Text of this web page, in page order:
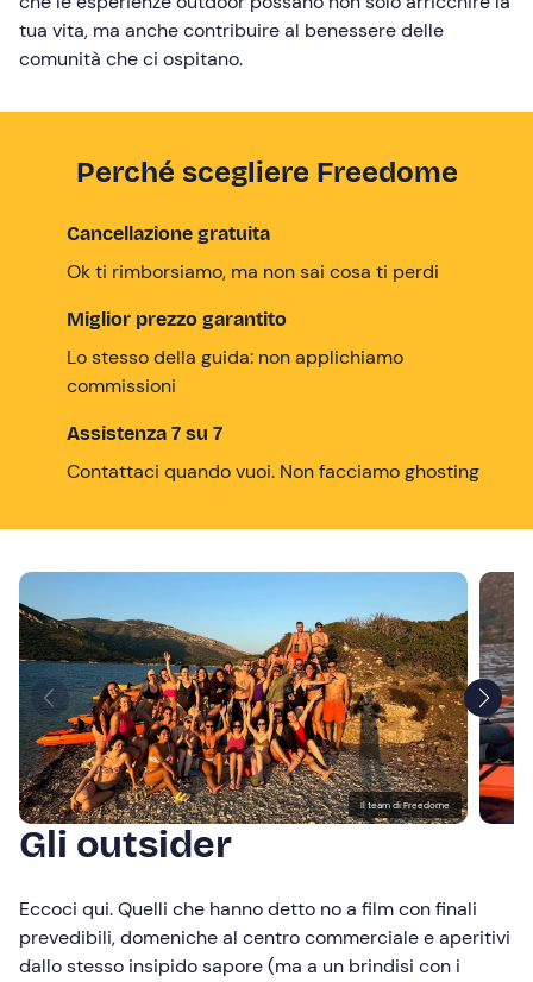
tua vita, ma anche contribuire al benessere delle
comunità che ci ospitano.
Perché scegliere Freedome
Cancellazione gratuita
Ok ti rimborsiamo, ma non sai cosa ti perdi
Miglior prezzo garantito
Lo stesso della guida: non applichiamo
commissioni
Assistenza 7 su 7
Contattaci quando vuoi. Non facciamo ghosting
Il team di Freedome
Gli outsider
Eccoci qui. Quelli che hanno detto no a film con finali
prevedibili, domeniche al centro commerciale e aperitivi
dallo stesso insipido sapore (ma a un brindisi con i